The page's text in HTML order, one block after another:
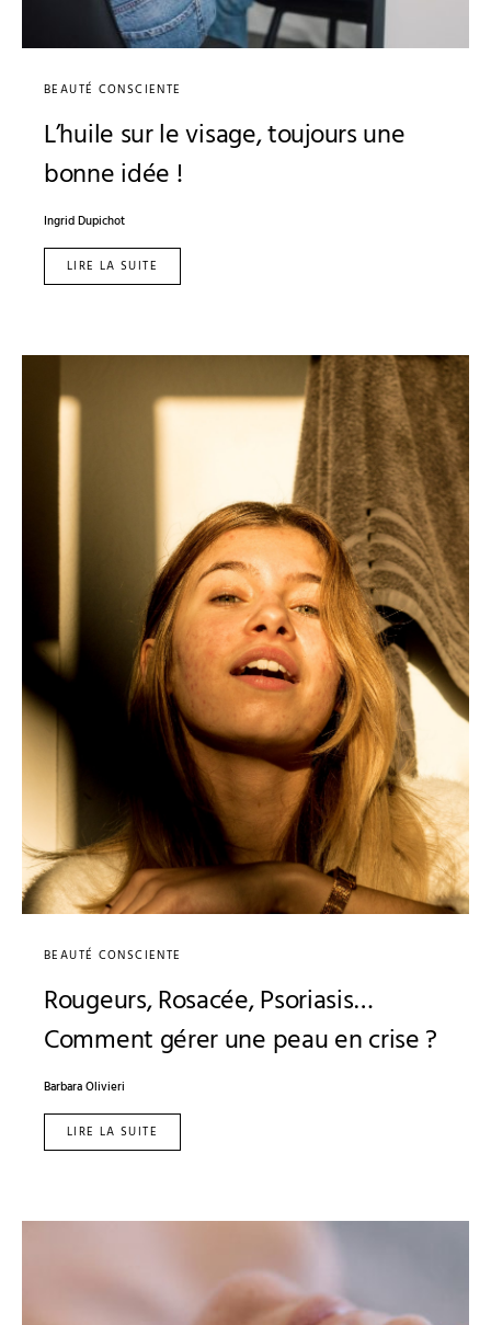
BEAUTÉ CONSCIENTE
L’huile sur le visage, toujours une
bonne idée !
Ingrid Dupichot
LIRE LA SUITE
BEAUTÉ CONSCIENTE
Rougeurs, Rosacée, Psoriasis…
Comment gérer une peau en crise ?
Barbara Olivieri
LIRE LA SUITE